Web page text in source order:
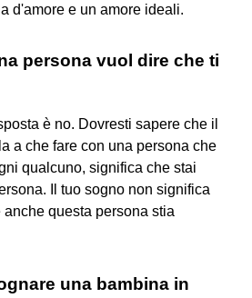
d'amore e un amore ideali.
persona vuol dire che ti
è no. Dovresti sapere che il
a che fare con una persona che
qualcuno, significa che stai
Il tuo sogno non significa
questa persona stia
una bambina in